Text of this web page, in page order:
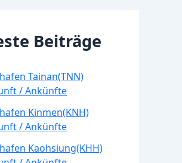
Beiträge
Tainan(TNN)
/ Ankünfte
Kinmen(KNH)
/ Ankünfte
Kaohsiung(KHH)